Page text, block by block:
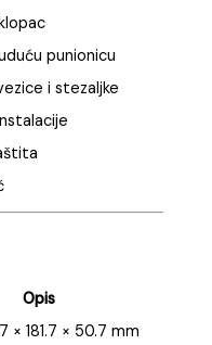
punionicu
i stezaljke
Opis
× 181.7 × 50.7 mm